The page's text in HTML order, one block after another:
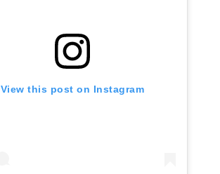
View this post on Instagram